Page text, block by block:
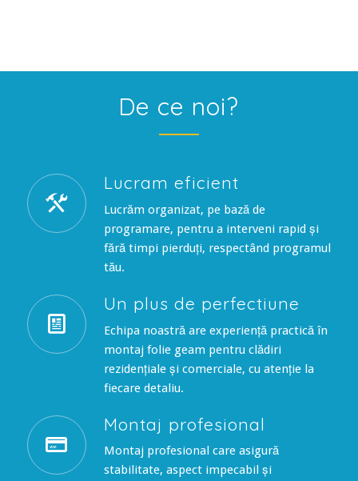
De ce noi?
Lucram eficient
Lucrăm organizat, pe bază de
programare, pentru a interveni rapid și
fără timpi pierduți, respectând programul
tău.
Un plus de perfectiune
Echipa noastră are experiență practică în
montaj folie geam pentru clădiri
rezidențiale și comerciale, cu atenție la
fiecare detaliu.
Montaj profesional
Montaj profesional care asigură
stabilitate, aspect impecabil și